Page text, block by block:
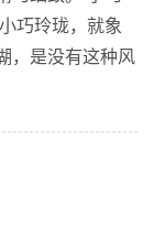
巧玲珑，就象
，是没有这种风